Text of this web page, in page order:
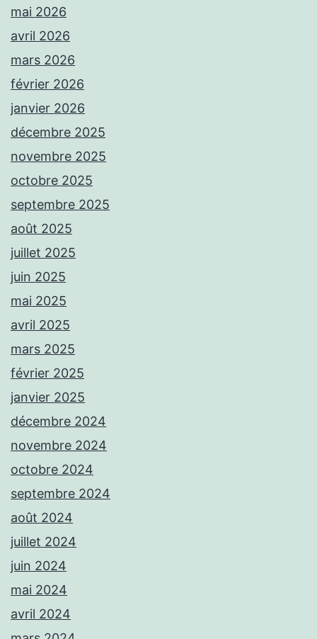
mai 2026
avril 2026
mars 2026
février 2026
janvier 2026
décembre 2025
novembre 2025
octobre 2025
septembre 2025
août 2025
juillet 2025
juin 2025
mai 2025
avril 2025
mars 2025
février 2025
janvier 2025
décembre 2024
novembre 2024
octobre 2024
septembre 2024
août 2024
juillet 2024
juin 2024
mai 2024
avril 2024